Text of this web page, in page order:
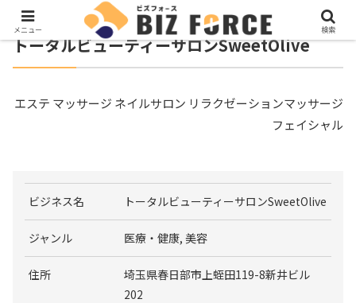
トータルビューティーサロンSweetOlive
エステ マッサージ ネイルサロン リラクゼーションマッサージ
フェイシャル
ビジネス名 トータルビューティーサロンSweetOlive
ジャンル 医療・健康, 美容
住所
埼玉県春日部市上蛭田119-8新井ビル
202
メニュー 検索